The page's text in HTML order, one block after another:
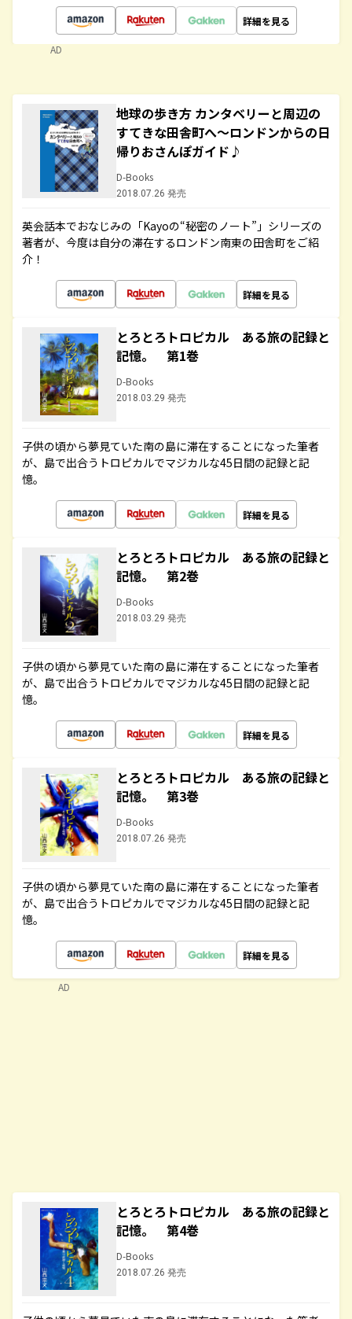
詳細を見る
AD
地球の歩き方 カンタベリーと周辺の
すてきな田舎町へ～ロンドンからの日
帰りおさんぽガイド♪
D-Books
2018.07.26 発売
英会話本でおなじみの「Kayoの“秘密のノート”」シリーズの
著者が、今度は自分の滞在するロンドン南東の田舎町をご紹
介！
詳細を見る
とろとろトロピカル ある旅の記録と
記憶。 第1巻
D-Books
2018.03.29 発売
子供の頃から夢見ていた南の島に滞在することになった筆者
が、島で出合うトロピカルでマジカルな45日間の記録と記
憶。
詳細を見る
とろとろトロピカル ある旅の記録と
記憶。 第2巻
D-Books
2018.03.29 発売
子供の頃から夢見ていた南の島に滞在することになった筆者
が、島で出合うトロピカルでマジカルな45日間の記録と記
憶。
詳細を見る
とろとろトロピカル ある旅の記録と
記憶。 第3巻
D-Books
2018.07.26 発売
子供の頃から夢見ていた南の島に滞在することになった筆者
が、島で出合うトロピカルでマジカルな45日間の記録と記
憶。
詳細を見る
とろとろトロピカル ある旅の記録と
記憶。 第4巻
D-Books
2018.07.26 発売
AD